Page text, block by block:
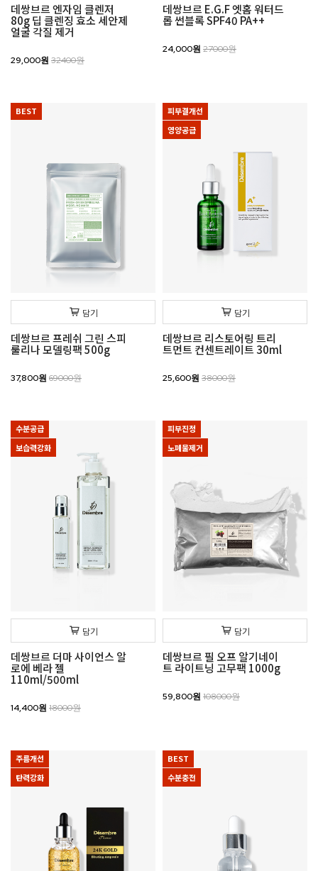
데쌍브르 엔자임 클렌저
80g 딥 클렌징 효소 세안제
얼굴 각질 제거
29,000원 32400원
데쌍브르 E.G.F 엣홈 워터드
롭 썬블록 SPF40 PA++
24,000원 27000원
BEST
담기
데쌍브르 프레쉬 그린 스피
룰리나 모델링팩 500g
37,800원 69000원
피부결개선
영양공급
담기
데쌍브르 리스토어링 트리
트먼트 컨센트레이트 30ml
25,600원 38000원
수분공급
보습력강화
담기
데쌍브르 더마 사이언스 알
로에 베라 젤
110ml/500ml
14,400원 18000원
피부진정
노폐물제거
담기
데쌍브르 필 오프 알기네이
트 라이트닝 고무팩 1000g
59,800원 108000원
주름개선
탄력강화
BEST
수분충전